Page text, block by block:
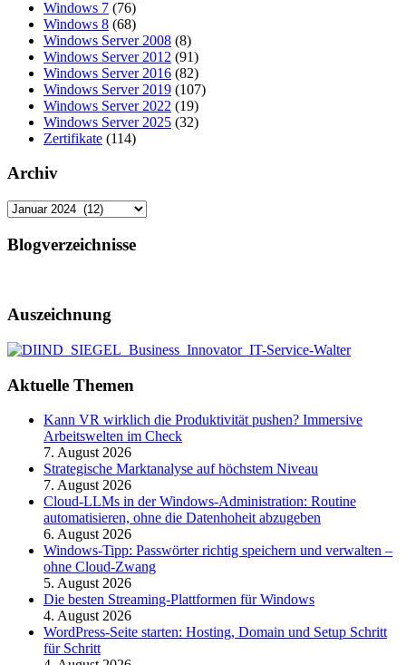
Windows 7 (76)
Windows 8 (68)
Windows Server 2008 (8)
Windows Server 2012 (91)
Windows Server 2016 (82)
Windows Server 2019 (107)
Windows Server 2022 (19)
Windows Server 2025 (32)
Zertifikate (114)
Archiv
Archiv
Blogverzeichnisse
Auszeichnung
Aktuelle Themen
Kann VR wirklich die Produktivität pushen? Immersive
Arbeitswelten im Check
7. August 2026
Strategische Marktanalyse auf höchstem Niveau
7. August 2026
Cloud-LLMs in der Windows-Administration: Routine
automatisieren, ohne die Datenhoheit abzugeben
6. August 2026
Windows-Tipp: Passwörter richtig speichern und verwalten –
ohne Cloud-Zwang
5. August 2026
Die besten Streaming-Plattformen für Windows
4. August 2026
WordPress-Seite starten: Hosting, Domain und Setup Schritt
für Schritt